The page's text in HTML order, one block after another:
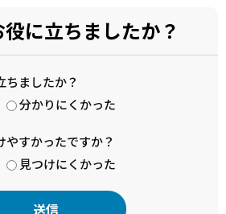
に立ちましたか？
ちましたか？
分かりにくかった
やすかったですか？
見つけにくかった